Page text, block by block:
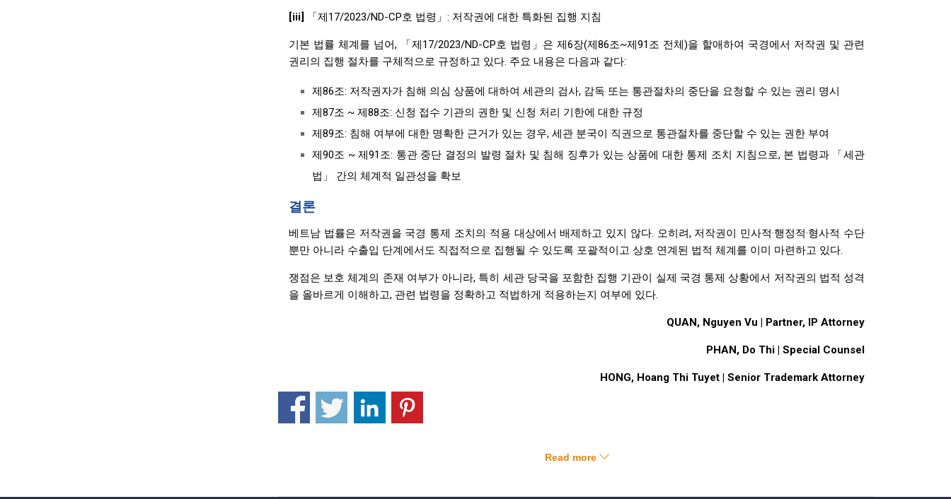
[iii] 「제17/2023/ND-CP호 법령」: 저작권에 대한 특화된 집행 지침
기본 법률 체계를 넘어, 「제17/2023/ND-CP호 법령」은 제6장(제86조~제91조 전체)을 할애하여 국경에서 저작권 및 관련
권리의 집행 절차를 구체적으로 규정하고 있다. 주요 내용은 다음과 같다:
제86조: 저작권자가 침해 의심 상품에 대하여 세관의 검사, 감독 또는 통관절차의 중단을 요청할 수 있는 권리 명시
제87조 ~ 제88조: 신청 접수 기관의 권한 및 신청 처리 기한에 대한 규정
제89조: 침해 여부에 대한 명확한 근거가 있는 경우, 세관 분국이 직권으로 통관절차를 중단할 수 있는 권한 부여
제90조 ~ 제91조: 통관 중단 결정의 발령 절차 및 침해 징후가 있는 상품에 대한 통제 조치 지침으로, 본 법령과 「세관
법」 간의 체계적 일관성을 확보
결론
베트남 법률은 저작권을 국경 통제 조치의 적용 대상에서 배제하고 있지 않다. 오히려, 저작권이 민사적·행정적·형사적 수단
뿐만 아니라 수출입 단계에서도 직접적으로 집행될 수 있도록 포괄적이고 상호 연계된 법적 체계를 이미 마련하고 있다.
쟁점은 보호 체계의 존재 여부가 아니라, 특히 세관 당국을 포함한 집행 기관이 실제 국경 통제 상황에서 저작권의 법적 성격
을 올바르게 이해하고, 관련 법령을 정확하고 적법하게 적용하는지 여부에 있다.
QUAN, Nguyen Vu | Partner, IP Attorney
PHAN, Do Thi | Special Counsel
HONG, Hoang Thi Tuyet | Senior Trademark Attorney
Read more